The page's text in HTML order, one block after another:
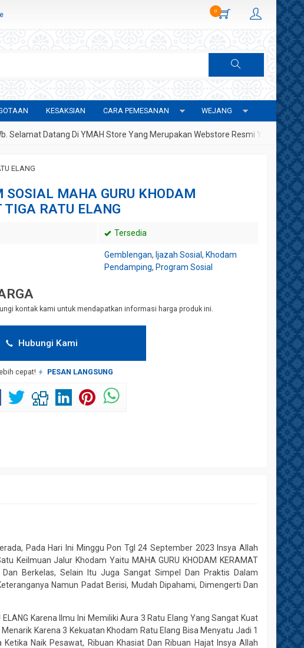
0
KESAKSIAN CARA PEMESANAN WEJANG
Datang Di YMAH Store Yang Merupakan Webstore Resmi Yayasan
ELANG
SOSIAL MAHA GURU KHODAM
TIGA RATU ELANG
Tersedia
Gemblengan, Ijazah Sosial , Khodam
Pendamping, Program Sosial
kontak kami untuk mendapatkan informasi harga produk ini.
Hubungi Kami
cepat! PESAN LANGSUNG
Pada Hari Ini Minggu Pon Tgl 24 September 2023 Insya Allah
Keilmuan Jalur Khodam Yaitu MAHA GURU KHODAM KERAMAT
Berkelas, Selain Itu Juga Sangat Simpel Dan Praktis Dalam
Namun Padat Berisi, Mudah Dipahami, Dimengerti Dan
ELANG Karena Ilmu Ini Memiliki Aura 3 Ratu Elang Yang Sangat Kuat
Karena 3 Kekuatan Khodam Ratu Elang Bisa Menyatu Jadi 1
Naik Pesawat, Ribuan Khasiat Dan Ribuan Hajat Insya Allah